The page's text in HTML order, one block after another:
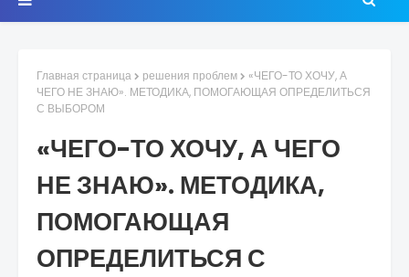
Главная страница решения проблем
«ЧЕГО-ТО ХОЧУ, А
ЧЕГО НЕ ЗНАЮ». МЕТОДИКА, ПОМОГАЮЩАЯ ОПРЕДЕЛИТЬСЯ
С ВЫБОРОМ
«ЧЕГО-ТО ХОЧУ, А ЧЕГО
НЕ ЗНАЮ». МЕТОДИКА,
ПОМОГАЮЩАЯ
ОПРЕДЕЛИТЬСЯ С